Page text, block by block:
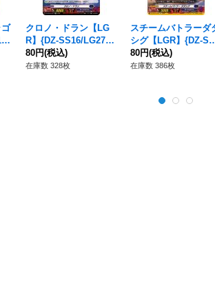
クロノ・ドラン【LG
R】{DZ-SS16/LG27}
《ダークステイツ》
80円(税込)
在庫数 328枚
スチームバトラーダ
シグ【LGR】{DZ-
6/LG28}《ダークステ
イツ》
80円(税込)
在庫数 386枚